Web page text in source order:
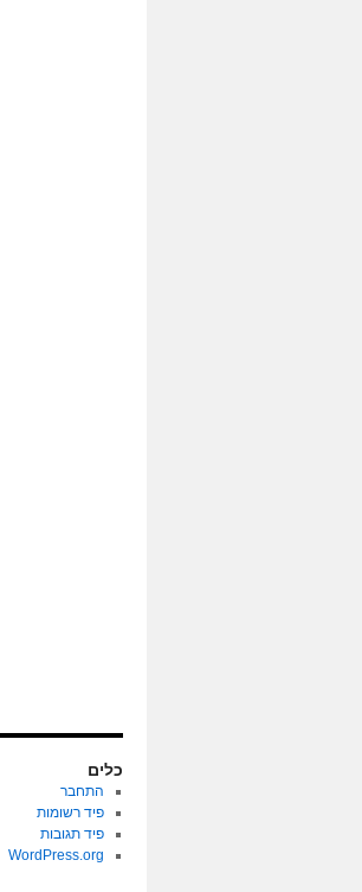
כלים
התחבר
פיד רשומות
פיד תגובות
WordPress.org